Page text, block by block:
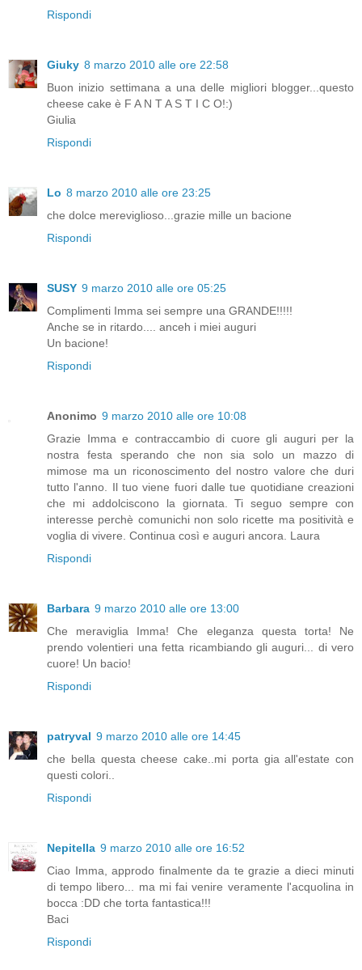
Rispondi
Giuky 8 marzo 2010 alle ore 22:58
Buon inizio settimana a una delle migliori blogger...questo
cheese cake è F A N T A S T I C O!:)
Giulia
Rispondi
Lo 8 marzo 2010 alle ore 23:25
che dolce mereviglioso...grazie mille un bacione
Rispondi
SUSY 9 marzo 2010 alle ore 05:25
Complimenti Imma sei sempre una GRANDE!!!!!
Anche se in ritardo.... anceh i miei auguri
Un bacione!
Rispondi
Anonimo 9 marzo 2010 alle ore 10:08
Grazie Imma e contraccambio di cuore gli auguri per la
nostra festa sperando che non sia solo un mazzo di
mimose ma un riconoscimento del nostro valore che duri
tutto l'anno. Il tuo viene fuori dalle tue quotidiane creazioni
che mi addolciscono la giornata. Ti seguo sempre con
interesse perchè comunichi non solo ricette ma positività e
voglia di vivere. Continua così e auguri ancora. Laura
Rispondi
Barbara 9 marzo 2010 alle ore 13:00
Che meraviglia Imma! Che eleganza questa torta! Ne
prendo volentieri una fetta ricambiando gli auguri... di vero
cuore! Un bacio!
Rispondi
patryval 9 marzo 2010 alle ore 14:45
che bella questa cheese cake..mi porta gia all'estate con
questi colori..
Rispondi
Nepitella 9 marzo 2010 alle ore 16:52
Ciao Imma, approdo finalmente da te grazie a dieci minuti
di tempo libero... ma mi fai venire veramente l'acquolina in
bocca :DD che torta fantastica!!!
Baci
Rispondi